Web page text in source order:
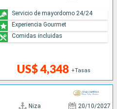
US$ 4,348 +Tasas
Servicio de mayordomo 24/24
Experiencia Gourmet
Comidas incluidas
Niza 20/10/2027